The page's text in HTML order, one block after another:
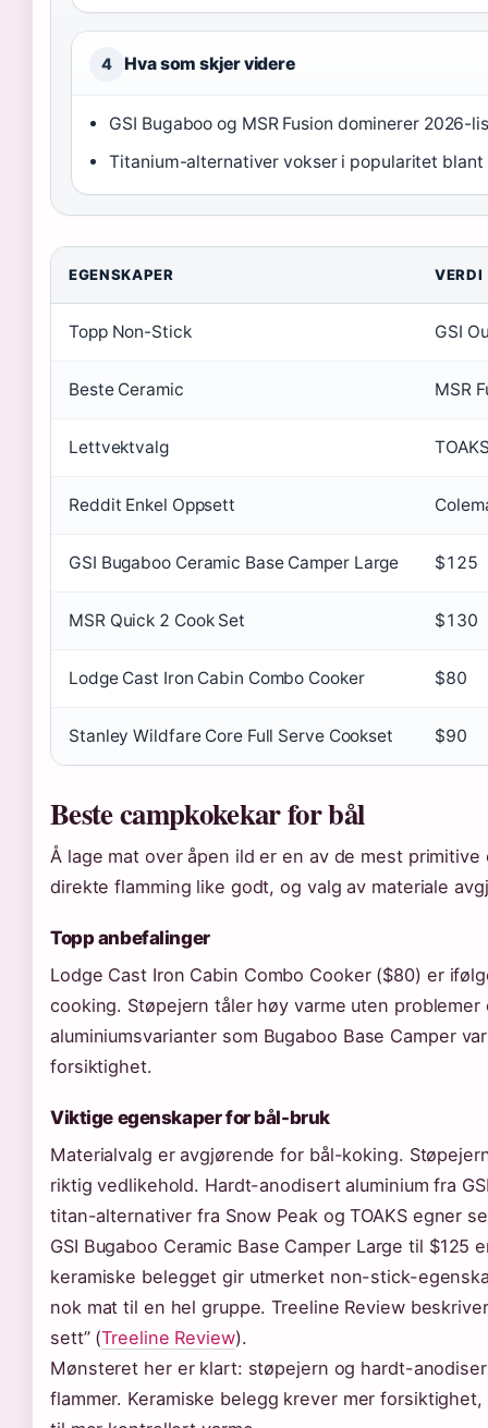
4 Hva som skjer videre
GSI Bugaboo og MSR Fusion dominerer 2026-
Titanium-alternativer vokser i popularitet
EGENSKAPER VERDI
Topp Non-Stick GSI
Beste Ceramic MSR
Lettvektvalg
Reddit Enkel Oppsett
GSI Bugaboo Ceramic Base Camper Large $125
MSR Quick 2 Cook Set $130
Lodge Cast Iron Cabin Combo Cooker $80
Stanley Wildfare Core Full Serve Cookset $90
Beste campkokekar for bål
Å lage mat over åpen ild er en av de mest
direkte flamming like godt, og valg av materiale
Topp anbefalinger
Lodge Cast Iron Cabin Combo Cooker ($80) er
cooking. Støpejern tåler høy varme uten
aluminiumsvarianter som Bugaboo Base Camper
forsiktighet.
Viktige egenskaper for bål-bruk
Materialvalg er avgjørende for bål-koking.
riktig vedlikehold. Hardt-anodisert aluminium fra
titan-alternativer fra Snow Peak og TOAKS egner
GSI Bugaboo Ceramic Base Camper Large til
keramiske belegget gir utmerket non-stick-
nok mat til en hel gruppe. Treeline Review
sett” (Treeline Review).
Mønsteret her er klart: støpejern og hardt-
flammer. Keramiske belegg krever mer